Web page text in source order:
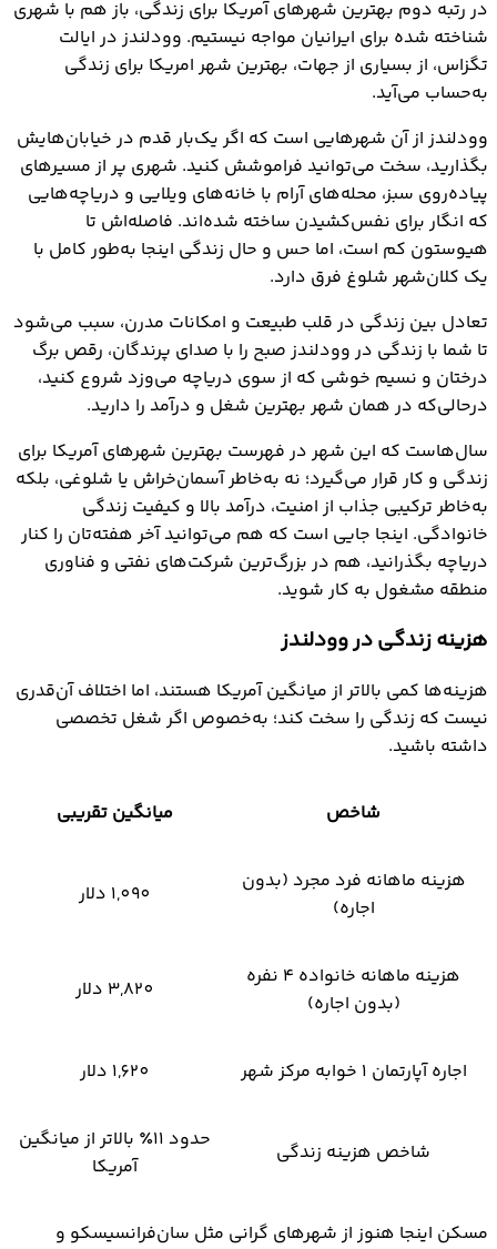
در رتبه دوم بهترین شهرهای آمریکا برای زندگی، باز هم با شهری
شناخته شده برای ایرانیان مواجه نیستیم. وودلندز در ایالت
تگزاس، از بسیاری از جهات، بهترین شهر امریکا برای زندگی
به‌حساب می‌آید.
وودلندز از آن شهرهایی است که اگر یک‌بار قدم در خیابان‌هایش
بگذارید، سخت می‌توانید فراموشش کنید. شهری پر از مسیرهای
پیاده‌روی سبز، محله‌های آرام با خانه‌های ویلایی و دریاچه‌هایی
که انگار برای نفس‌کشیدن ساخته شده‌اند. فاصله‌اش تا
هیوستون کم است، اما حس و حال زندگی اینجا به‌طور کامل با
یک کلان‌شهر شلوغ فرق دارد.
تعادل بین زندگی در قلب طبیعت و امکانات مدرن، سبب می‌شود
تا شما با زندگی در وودلندز صبح را با صدای پرندگان، رقص برگ‌
درختان و نسیم خوشی که از سوی دریاچه می‌وزد شروع کنید،
درحالی‌که در همان شهر بهترین شغل و درآمد را دارید.
سال‌هاست که این شهر در فهرست بهترین شهرهای آمریکا برای
زندگی و کار قرار می‌گیرد؛ نه به‌خاطر آسمان‌خراش یا شلوغی، بلکه
به‌خاطر ترکیبی جذاب از امنیت، درآمد بالا و کیفیت زندگی
خانوادگی. اینجا جایی است که هم می‌توانید آخر هفته‌تان را کنار
دریاچه بگذرانید، هم در بزرگ‌ترین شرکت‌های نفتی و فناوری
منطقه مشغول به کار شوید.
هزینه زندگی در وودلندز
هزینه‌ها کمی بالاتر از میانگین آمریکا هستند، اما اختلاف آن‌قدری
نیست که زندگی را سخت کند؛ به‌خصوص اگر شغل تخصصی
داشته باشید.
شاخص میانگین تقریبی
هزینه ماهانه فرد مجرد (بدون
اجاره)
1,090 دلار
هزینه ماهانه خانواده ۴ نفره
(بدون اجاره)
3,820 دلار
اجاره آپارتمان ۱ خوابه مرکز شهر 1,620 دلار
شاخص هزینه زندگی
حدود ۱۱٪ بالاتر از میانگین
آمریکا
مسکن اینجا هنوز از شهرهای گرانی مثل سان‌فرانسیسکو و